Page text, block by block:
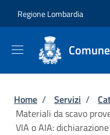
Regione Lombardia
Briciole di
Home / Servizi /
Materiali da scavo
VIA o AIA: